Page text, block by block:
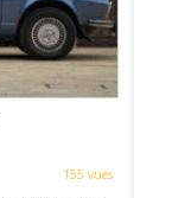
155 vues